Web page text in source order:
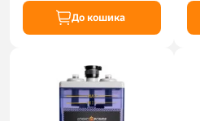
До кошика